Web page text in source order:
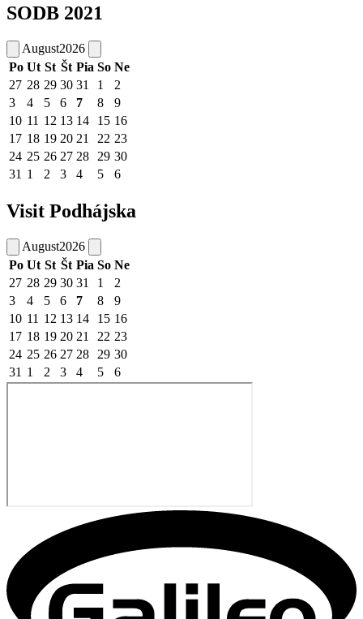
SODB 2021
August2026
Po Ut St Št Pia So Ne
27 28 29 30 31 1
2
3
4 5 6 7 8
9
10 11 12 13 14 15 16
17 18 19 20 21 22 23
24 25 26 27 28 29 30
31 1 2 3 4 5 6
Visit Podhájska
August2026
Po Ut St Št Pia So Ne
27 28 29 30 31 1
2
3
4 5 6 7 8
9
10 11 12 13 14 15 16
17 18 19 20 21 22 23
24 25 26 27 28 29 30
31 1 2 3 4 5 6